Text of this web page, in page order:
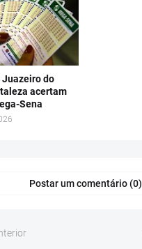
Juazeiro do
acertam
Sena
Postar um comentário (0)